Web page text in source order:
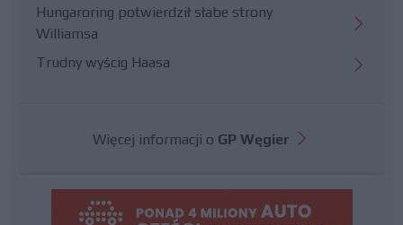
Hungaroring potwierdził słabe strony
Williamsa
Trudny wyścig Haasa
Więcej informacji o GP Węgier